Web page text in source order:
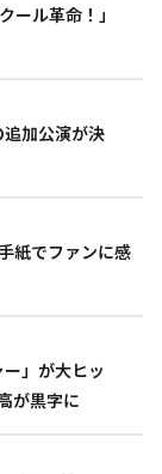
ール革命！」
加公演が決
紙でファンに感
」が大ヒッ
が黒字に